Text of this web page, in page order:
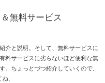
無料サービス
介と説明。そして、無料サービスに
料サービスに劣らないほど便利な無
。ちょっとづつ紹介していくので、
。